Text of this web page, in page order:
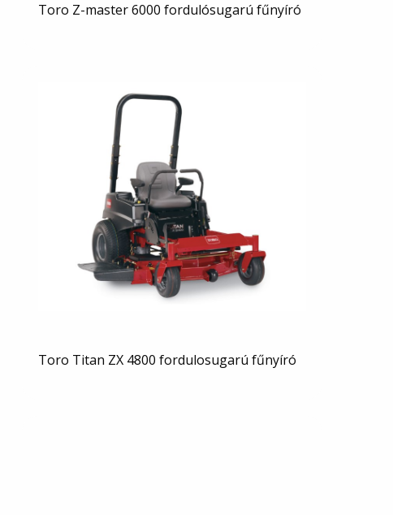
Toro Z-master 6000 fordulósugarú fűnyíró
Toro Titan ZX 4800 fordulosugarú fűnyíró